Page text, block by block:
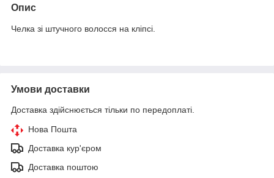
Опис
Челка зі штучного волосся на кліпсі.
Умови доставки
Доставка здійснюється тільки по передоплаті.
Нова Пошта
Доставка кур'єром
Доставка поштою